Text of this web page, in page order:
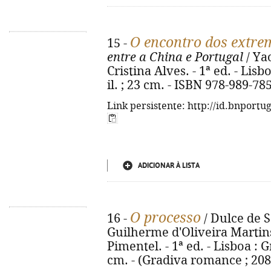
15 - O encontro dos
entre a China e Portugal /
Cristina Alves. - 1ª ed. -
il. ; 23 cm. - ISBN 978-989-
Link persistente: http://
ADICIONAR À LISTA
16 - O processo / Dulce de
Guilherme d'Oliveira
Pimentel. - 1ª ed. - Lisboa :
cm. - (Gradiva romance ;